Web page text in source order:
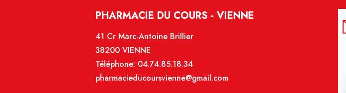
PHARMACIE DU COURS - VIENNE
41 Cr Marc-Antoine Brillier
38200 VIENNE
Téléphone: 04.74.85.18.34
pharmacieducoursvienne@gmail.com